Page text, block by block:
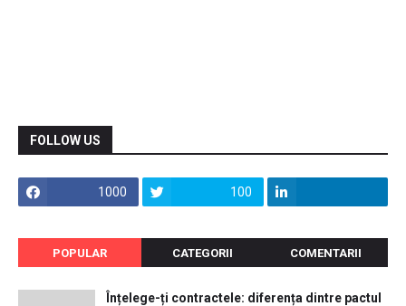
FOLLOW US
1000 100
POPULAR CATEGORII COMENTARII
Înțelege-ți contractele: diferența dintre pactul